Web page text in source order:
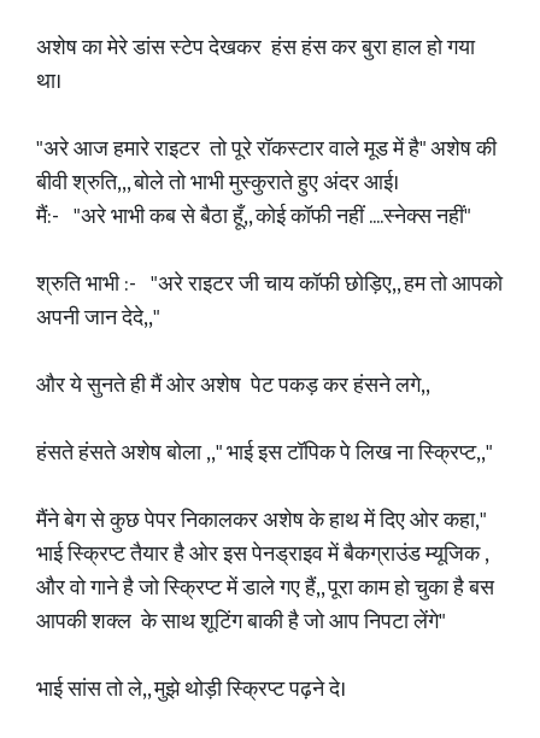
अशेष का मेरे डांस स्टेप देखकर हंस हंस कर बुरा हाल हो गया
था।
"अरे आज हमारे राइटर तो पूरे रॉकस्टार वाले मूड में है" अशेष की
बीवी श्रुति,,, बोले तो भाभी मुस्कुराते हुए अंदर आई।
मैं:- "अरे भाभी कब से बैठा हूँ,, कोई कॉफी नहीं ....स्नेक्स नहीं"
श्रुति भाभी :- "अरे राइटर जी चाय कॉफी छोड़िए,, हम तो आपको
अपनी जान देदे,,"
और ये सुनते ही मैं ओर अशेष पेट पकड़ कर हंसने लगे,,
हंसते हंसते अशेष बोला ,," भाई इस टॉपिक पे लिख ना स्क्रिप्ट,,"
मैंने बेग से कुछ पेपर निकालकर अशेष के हाथ में दिए ओर कहा,"
भाई स्क्रिप्ट तैयार है ओर इस पेनड्राइव में बैकग्राउंड म्यूजिक ,
और वो गाने है जो स्क्रिप्ट में डाले गए हैं,, पूरा काम हो चुका है बस
आपकी शक्ल के साथ शूटिंग बाकी है जो आप निपटा लेंगे"
भाई सांस तो ले,, मुझे थोड़ी स्क्रिप्ट पढ़ने दे।